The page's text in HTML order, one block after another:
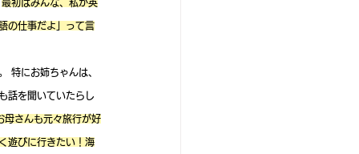
最初はみんな、私が英
の仕事だよ」って言
特にお姉ちゃんは、
話を聞いていたらし
母さんも元々旅行が好
遊びに行きたい！海